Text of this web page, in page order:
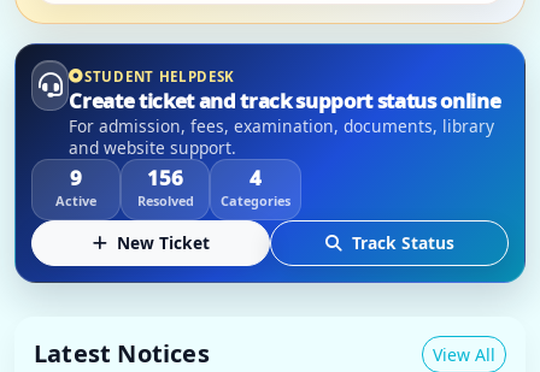
STUDENT HELPDESK
Create ticket and track support status online
For admission, fees, examination, documents, library
and website support.
9
Active
156
Resolved
4
Categories
New Ticket Track Status
Latest Notices View All